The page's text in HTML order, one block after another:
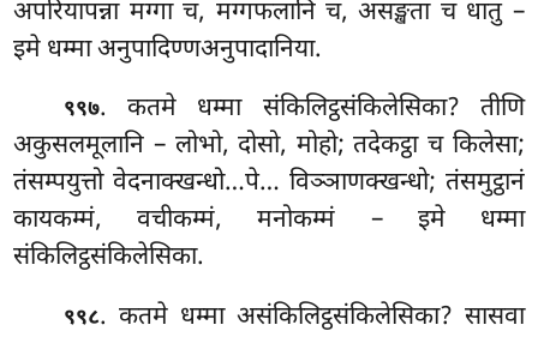
अपरियापन्ना मग्गा च, मग्गफलानि च, असङ्खता च धातु –
इमे धम्मा अनुपादिण्णअनुपादानिया.
९९७. कतमे धम्मा संकिलिट्ठसंकिलेसिका? तीणि
अकुसलमूलानि – लोभो, दोसो, मोहो; तदेकट्ठा च किलेसा;
तंसम्पयुत्तो वेदनाक्खन्धो…पे… विञ्ञाणक्खन्धो; तंसमुट्ठानं
कायकम्मं, वचीकम्मं, मनोकम्मं – इमे धम्मा
संकिलिट्ठसंकिलेसिका.
९९८. कतमे धम्मा असंकिलिट्ठसंकिलेसिका? सासवा